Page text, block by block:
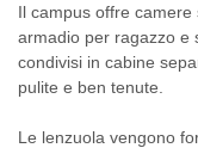
Il campus offre
armadio per ragazzo e
condivisi in cabine
pulite e ben tenute.
Le lenzuola vengono